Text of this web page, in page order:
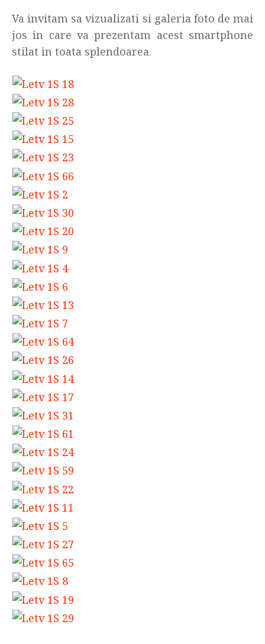
Va invitam sa vizualizati si galeria foto de mai
jos in care va prezentam acest smartphone
stilat in toata splendoarea.